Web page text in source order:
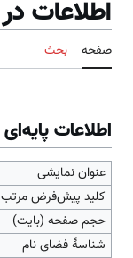
اطلاعات
صفحه بحث
اطلاعات پایه‌ای
عنوان نمایشی
کلید پیش‌فرض
حجم صفحه (بایت)
شناسهٔ فضای نام